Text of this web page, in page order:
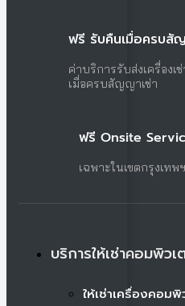
ฟรี รับคืนเมื่อครบสั
ค่าบริการรับส่งเครื่องเ
เมื่อครบสัญญาเช่า
ฟรี Onsite
เฉพาะในเขตกรุงเท
บริการให้เช่าคอมพิวเ
ให้เช่าเครื่องคอม